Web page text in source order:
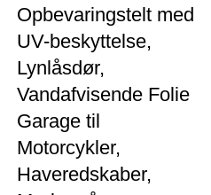
Opbevaringstelt med
UV-beskyttelse,
Lynlåsdør,
Vandafvisende Folie
Garage til
Motorcykler,
Haveredskaber,